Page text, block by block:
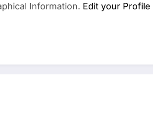
Information. Edit your Profile